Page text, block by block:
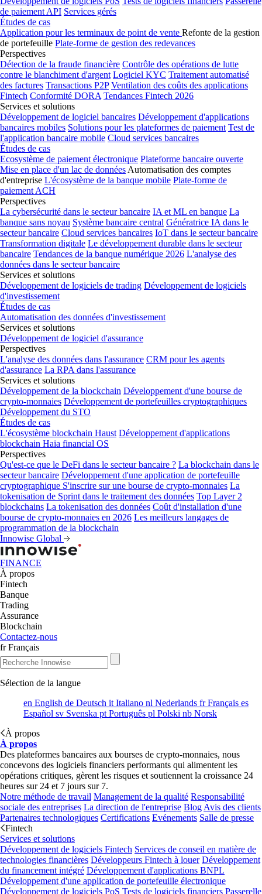
de paiement API Services gérés
Études de cas
Application pour les terminaux de point de vente Refonte de la gestion
de portefeuille Plate-forme de gestion des redevances
Perspectives
Détection de la fraude financière Contrôle des opérations de lutte
contre le blanchiment d'argent Logiciel KYC Traitement automatisé
des factures Transactions P2P Ventilation des coûts des applications
Fintech Conformité DORA Tendances Fintech 2026
Services et solutions
Développement de logiciel bancaires Développement d'applications
bancaires mobiles Solutions pour les plateformes de paiement Test de
l'application bancaire mobile Cloud services bancaires
Études de cas
Ecosystème de paiement électronique Plateforme bancaire ouverte
Mise en place d'un lac de données Automatisation des comptes
d'entreprise L'écosystème de la banque mobile Plate-forme de
paiement ACH
Perspectives
La cybersécurité dans le secteur bancaire IA et ML en banque La
banque sans noyau Système bancaire central Génératrice IA dans le
secteur bancaire Cloud services bancaires IoT dans le secteur bancaire
Transformation digitale Le développement durable dans le secteur
bancaire Tendances de la banque numérique 2026 L'analyse des
données dans le secteur bancaire
Services et solutions
Développement de logiciels de trading Développement de logiciels
d'investissement
Études de cas
Automatisation des données d'investissement
Services et solutions
Développement de logiciel d'assurance
Perspectives
L'analyse des données dans l'assurance CRM pour les agents
d'assurance La RPA dans l'assurance
Services et solutions
Développement de la blockchain Développement d'une bourse de
crypto-monnaies Développement de portefeuilles cryptographiques
Développement du STO
Études de cas
L'écosystème blockchain Haust Développement d'applications
blockchain Haia financial OS
Perspectives
Qu'est-ce que le DeFi dans le secteur bancaire ? La blockchain dans le
secteur bancaire Développement d'une application de portefeuille
cryptographique S'inscrire sur une bourse de crypto-monnaies La
tokenisation de Sprint dans le traitement des données Top Layer 2
blockchains La tokenisation des données Coût d'installation d'une
bourse de crypto-monnaies en 2026 Les meilleurs langages de
programmation de la blockchain
Innowise Global
FINANCE
À propos
Fintech
Banque
Trading
Assurance
Blockchain
Contactez-nous
fr Français
Sélection de la langue
en English de Deutsch it Italiano nl Nederlands frFrançais es
Español sv Svenska pt Português pl Polski nb Norsk
À propos
À propos
Des plateformes bancaires aux bourses de crypto-monnaies, nous
concevons des logiciels financiers performants qui alimentent les
opérations critiques, gèrent les risques et soutiennent la croissance 24
heures sur 24 et 7 jours sur 7.
Notre méthode de travail Management de la qualité Responsabilité
sociale des entreprises La direction de l'entreprise Blog Avis des clients
Partenaires technologiques Certifications Evénements Salle de presse
Fintech
Services et solutions
Développement de logiciels Fintech Services de conseil en matière de
technologies financières Développeurs Fintech à louer Développement
du financement intégré Développement d'applications BNPL
Développement d'une application de portefeuille électronique
Développement de logiciels PoS Tests de logiciels financiers Passerelle